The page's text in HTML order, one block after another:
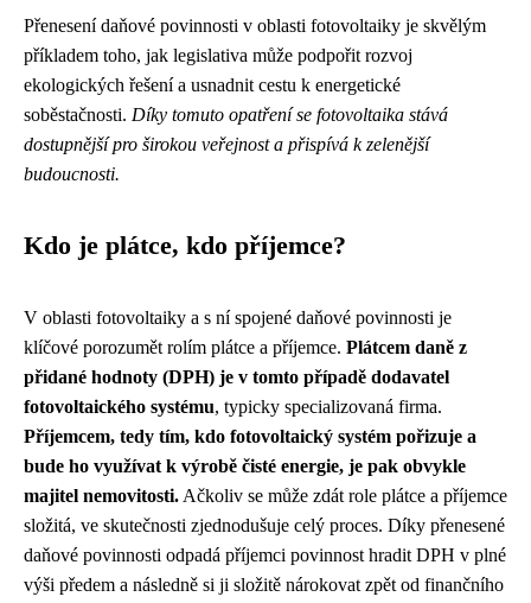
Přenesení daňové povinnosti v oblasti fotovoltaiky je skvělým
příkladem toho, jak legislativa může podpořit rozvoj
ekologických řešení a usnadnit cestu k energetické
soběstačnosti. Díky tomuto opatření se fotovoltaika stává
dostupnější pro širokou veřejnost a přispívá k zelenější
budoucnosti.
Kdo je plátce, kdo příjemce?
V oblasti fotovoltaiky a s ní spojené daňové povinnosti je
klíčové porozumět rolím plátce a příjemce. Plátcem daně z
přidané hodnoty (DPH) je v tomto případě dodavatel
fotovoltaického systému, typicky specializovaná firma.
Příjemcem, tedy tím, kdo fotovoltaický systém pořizuje a
bude ho využívat k výrobě čisté energie, je pak obvykle
majitel nemovitosti. Ačkoliv se může zdát role plátce a příjemce
složitá, ve skutečnosti zjednodušuje celý proces. Díky přenesené
daňové povinnosti odpadá příjemci povinnost hradit DPH v plné
výši předem a následně si ji složitě nárokovat zpět od finančního